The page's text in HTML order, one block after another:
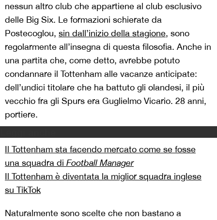
nessun altro club che appartiene al club esclusivo
delle Big Six. Le formazioni schierate da
Postecoglou, sin dall’inizio della stagione, sono
regolarmente all’insegna di questa filosofia. Anche in
una partita che, come detto, avrebbe potuto
condannare il Tottenham alle vacanze anticipate:
dell’undici titolare che ha battuto gli olandesi, il più
vecchio fra gli Spurs era Guglielmo Vicario. 28 anni,
portiere.
Il Tottenham sta facendo mercato come se fosse
una squadra di Football Manager
Il Tottenham è diventata la miglior squadra inglese
su TikTok
Naturalmente sono scelte che non bastano a